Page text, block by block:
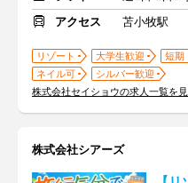
アクセス
苫小牧駅
リゾート 大学生歓迎
短期
ネイル可
シルバー歓迎
株式会社セイショウの求人一覧を
株式会社シアーズ